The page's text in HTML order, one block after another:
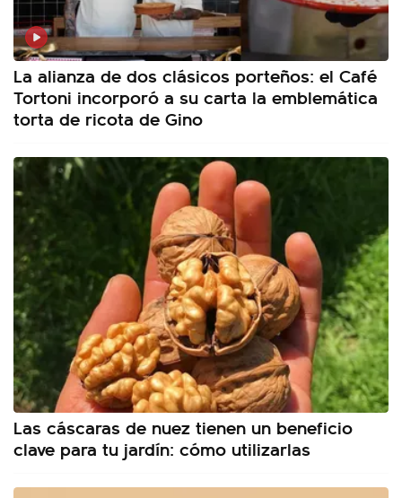
La alianza de dos clásicos porteños: el Café
Tortoni incorporó a su carta la emblemática
torta de ricota de Gino
Las cáscaras de nuez tienen un beneficio
clave para tu jardín: cómo utilizarlas